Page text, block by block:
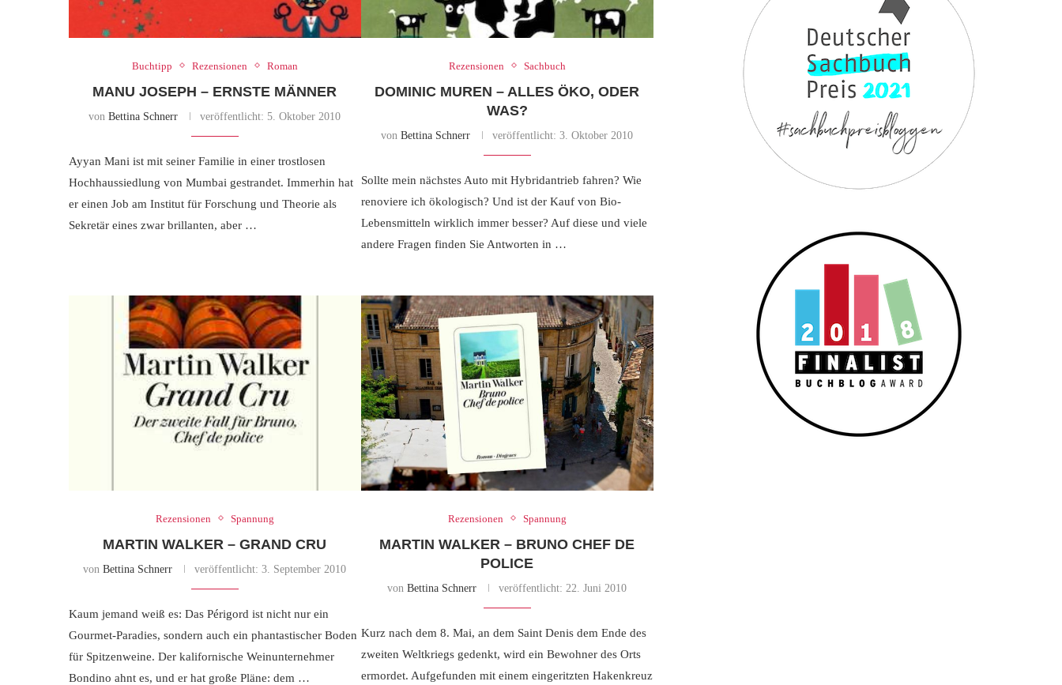
Buchtipp Rezensionen Roman
MANU JOSEPH – ERNSTE MÄNNER
vonBettina Schnerr veröffentlicht: 5. Oktober 2010
Ayyan Mani ist mit seiner Familie in einer trostlosen
Hochhaussiedlung von Mumbai gestrandet. Immerhin hat
er einen Job am Institut für Forschung und Theorie als
Sekretär eines zwar brillanten, aber …
Rezensionen Sachbuch
DOMINIC MUREN – ALLES ÖKO, ODER
WAS?
vonBettina Schnerr veröffentlicht: 3. Oktober 2010
Sollte mein nächstes Auto mit Hybridantrieb fahren? Wie
renoviere ich ökologisch? Und ist der Kauf von Bio-
Lebensmitteln wirklich immer besser? Auf diese und viele
andere Fragen finden Sie Antworten in …
Rezensionen Spannung
MARTIN WALKER – GRAND CRU
vonBettina Schnerr veröffentlicht: 3. September 2010
Kaum jemand weiß es: Das Périgord ist nicht nur ein
Gourmet-Paradies, sondern auch ein phantastischer Boden
für Spitzenweine. Der kalifornische Weinunternehmer
Bondino ahnt es, und er hat große Pläne: dem …
Rezensionen Spannung
MARTIN WALKER – BRUNO CHEF DE
POLICE
vonBettina Schnerr veröffentlicht: 22. Juni 2010
Kurz nach dem 8. Mai, an dem Saint Denis dem Ende des
zweiten Weltkriegs gedenkt, wird ein Bewohner des Orts
ermordet. Aufgefunden mit einem eingeritzten Hakenkreuz